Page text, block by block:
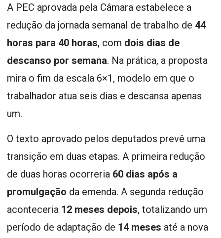
A PEC aprovada pela Câmara estabelece a
redução da jornada semanal de trabalho de 44
horas para 40 horas, com dois dias de
descanso por semana. Na prática, a proposta
mira o fim da escala 6×1, modelo em que o
trabalhador atua seis dias e descansa apenas
um.
O texto aprovado pelos deputados prevê uma
transição em duas etapas. A primeira redução
de duas horas ocorreria 60 dias após a
promulgação da emenda. A segunda redução
aconteceria 12 meses depois, totalizando um
período de adaptação de 14 meses até a nova